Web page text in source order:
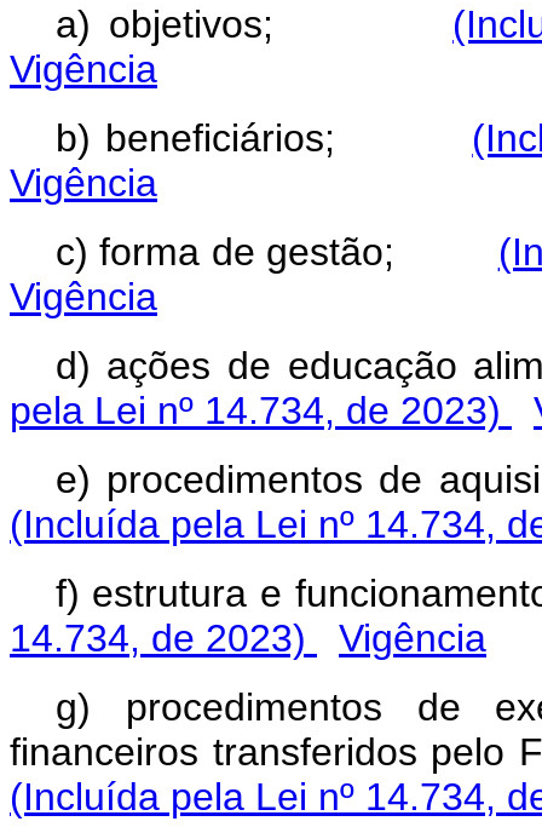
a) objetivos;
Vigência
b) beneficiários;
Vigência
c) forma de gestão;
Vigência
d) ações de educação
pela Lei nº 14.734, de 2023)
e) procedimentos de
(Incluída pela Lei nº 14.734,
f) estrutura e
14.734, de 2023)
Vigência
g) procedimentos de
financeiros transferidos pelo
(Incluída pela Lei nº 14.734,